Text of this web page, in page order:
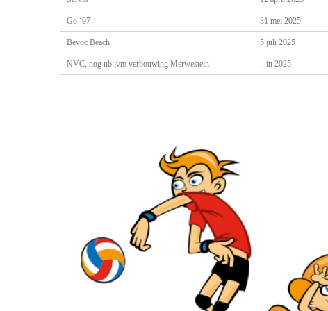
Go ‘97 31 mei 2025
Bevoc Beach 5 juli 2025
NVC, nog nb ivm verbouwing Merwestein .. in 2025